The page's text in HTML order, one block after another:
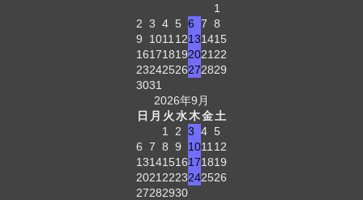
1
2 3 4 5 6 7 8
9
1011 12131415
161718192021 22
23242526272829
3031
2026年9月
日 月 火水木金土
1
2 3 4 5
6 7 8 9 1011 12
13141516171819
2021 2223242526
27282930